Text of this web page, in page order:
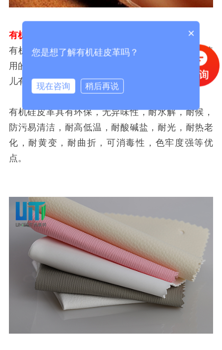
有机硅皮革
有机硅皮革是一种外观、手感似皮革并可代替其使
用的合成革制品。通常以织物为底基，涂覆100%婴
儿有机硅制成。
有机硅皮革具有环保，无异味性，耐水解，耐候，
防污易清洁，耐高低温，耐酸碱盐，耐光，耐热老
化，耐黄变，耐曲折，可消毒性，色牢度强等优
点。
×
您是想了解有机硅皮革吗？
现在咨询 稍后再说